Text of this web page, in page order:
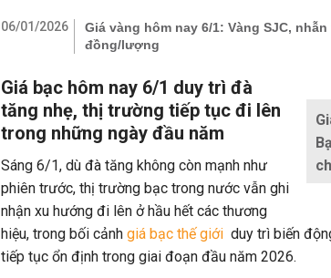
06/01/2026
Giá vàng hôm nay 6/1: Vàng SJC,
đồng/lượng
Giá bạc hôm nay 6/1 duy trì đà
tăng nhẹ, thị trường tiếp tục đi lên
trong những ngày đầu năm
Sáng 6/1, dù đà tăng không còn mạnh như
phiên trước, thị trường bạc trong nước vẫn ghi
nhận xu hướng đi lên ở hầu hết các thương
hiệu, trong bối cảnh giá bạc thế giới duy trì biến
tiếp tục ổn định trong giai đoạn đầu năm 2026.